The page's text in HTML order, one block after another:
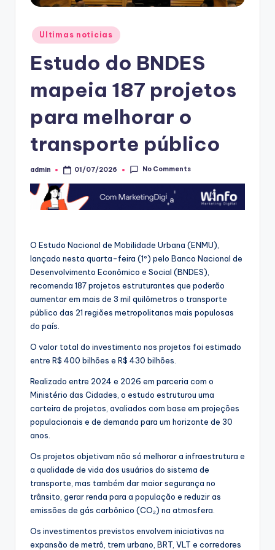
Posted
in
Ultimas noticias
Estudo do BNDES
mapeia 187 projetos
para melhorar o
transporte público
Posted
admin 01/07/2026 No Comments
O Estudo Nacional de Mobilidade Urbana (ENMU),
lançado nesta quarta-feira (1º) pelo Banco Nacional de
Desenvolvimento Econômico e Social (BNDES),
recomenda 187 projetos estruturantes que poderão
aumentar em mais de 3 mil quilômetros o transporte
público das 21 regiões metropolitanas mais populosas
do país.
O valor total do investimento nos projetos foi estimado
entre R$ 400 bilhões e R$ 430 bilhões.
Realizado entre 2024 e 2026 em parceria com o
Ministério das Cidades, o estudo estruturou uma
carteira de projetos, avaliados com base em projeções
populacionais e de demanda para um horizonte de 30
anos.
Os projetos objetivam não só melhorar a infraestrutura e
a qualidade de vida dos usuários do sistema de
transporte, mas também dar maior segurança no
trânsito, gerar renda para a população e reduzir as
emissões de gás carbônico (CO₂) na atmosfera.
Os investimentos previstos envolvem iniciativas na
expansão de metrô, trem urbano, BRT, VLT e corredores